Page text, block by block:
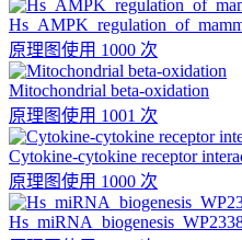
原理图使用 1000 次
Mitochondrial beta-oxidation
原理图使用 1001 次
Cytokine-cytokine receptor
原理图使用 1000 次